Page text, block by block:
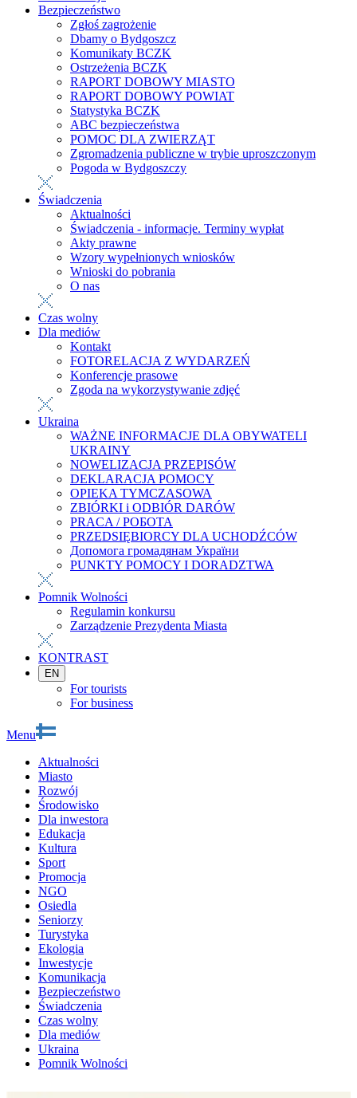
Bezpieczeństwo
Zgłoś zagrożenie
Dbamy o Bydgoszcz
Komunikaty BCZK
Ostrzeżenia BCZK
RAPORT DOBOWY MIASTO
RAPORT DOBOWY POWIAT
Statystyka BCZK
ABC bezpieczeństwa
POMOC DLA ZWIERZĄT
Zgromadzenia publiczne w trybie uproszczonym
Pogoda w Bydgoszczy
Świadczenia
Aktualności
Świadczenia - informacje. Terminy wypłat
Akty prawne
Wzory wypełnionych wniosków
Wnioski do pobrania
O nas
Czas wolny
Dla mediów
Kontakt
FOTORELACJA Z WYDARZEŃ
Konferencje prasowe
Zgoda na wykorzystywanie zdjęć
Ukraina
WAŻNE INFORMACJE DLA OBYWATELI
UKRAINY
NOWELIZACJA PRZEPISÓW
DEKLARACJA POMOCY
OPIEKA TYMCZASOWA
ZBIÓRKI i ODBIÓR DARÓW
PRACA / РОБОТА
PRZEDSIĘBIORCY DLA UCHODŹCÓW
Допомога громадянам України
PUNKTY POMOCY I DORADZTWA
Pomnik Wolności
Regulamin konkursu
Zarządzenie Prezydenta Miasta
KONTRAST
EN
For tourists
For business
Menu
Aktualności
Miasto
Rozwój
Środowisko
Dla inwestora
Edukacja
Kultura
Sport
Promocja
NGO
Osiedla
Seniorzy
Turystyka
Ekologia
Inwestycje
Komunikacja
Bezpieczeństwo
Świadczenia
Czas wolny
Dla mediów
Ukraina
Pomnik Wolności